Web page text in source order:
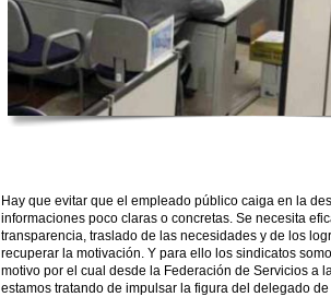
Hay que evitar que el empleado público caiga en la
informaciones poco claras o concretas. Se necesita
transparencia, traslado de las necesidades y de los
recuperar la motivación. Y para ello los sindicatos
motivo por el cual desde la Federación de Servicios a
estamos tratando de impulsar la figura del delegado de